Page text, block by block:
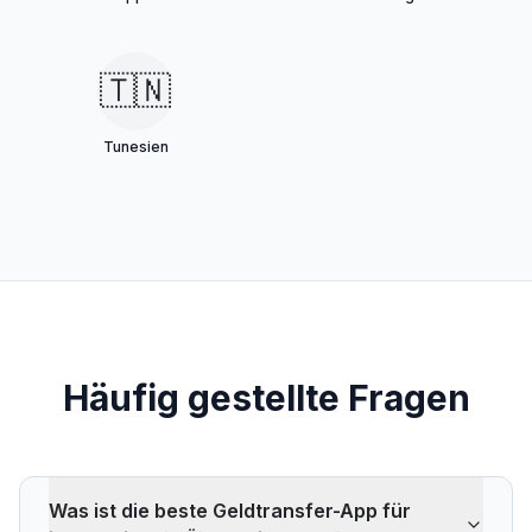
🇹🇳
Tunesien
Häufig gestellte Fragen
Was ist die beste Geldtransfer-App für